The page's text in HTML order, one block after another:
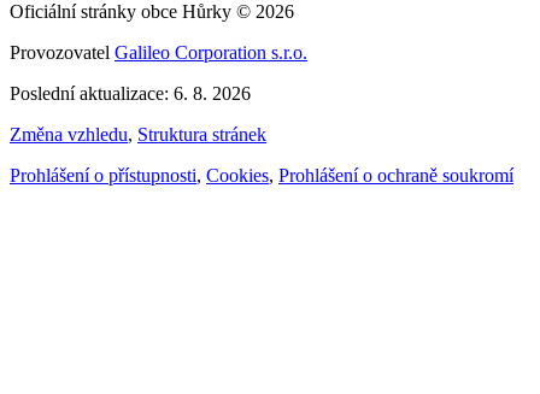
Oficiální stránky obce Hůrky © 2026
Provozovatel Galileo Corporation s.r.o.
Poslední aktualizace: 6. 8. 2026
Změna vzhledu, Struktura stránek
Prohlášení o přístupnosti, Cookies, Prohlášení o ochraně soukromí